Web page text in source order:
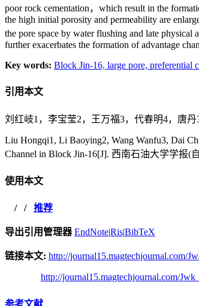
poor rock cementation，which result in the
the high initial porosity and permeability are
the pore space by water flushing and late physical
further exacerbates the formation of advantage
Key words: Block Jin-16, large pore, preferential
引用本文
刘红岐1，李宝莹2，王万福3，代春明4，唐
Liu Hongqi1, Li Baoying2, Wang Wanfu3, Dai
Channel in Block Jin-16[J]. 西南石油大学学报(
使用本文
/ / 推荐
导出引用管理器 EndNote|Ris|BibTeX
链接本文: http://journal15.magtechjournal.com/
http://journal15.magtechjournal.com/
参考文献